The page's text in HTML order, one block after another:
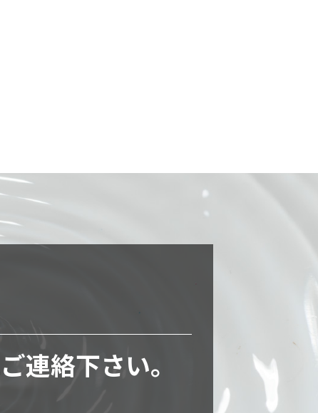
ご連絡下さい。